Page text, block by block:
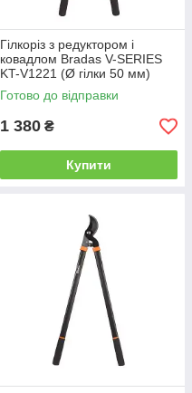
Гілкоріз з редуктором і
ковадлом Bradas V-SERIES
KT-V1221 (Ø гілки 50 мм)
Готово до відправки
1 380 ₴
Купити